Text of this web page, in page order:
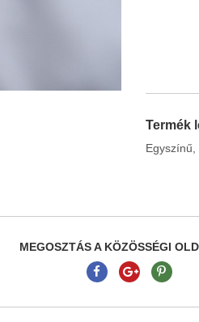
Termék
MEGOSZTÁS A KÖZÖSSÉGI